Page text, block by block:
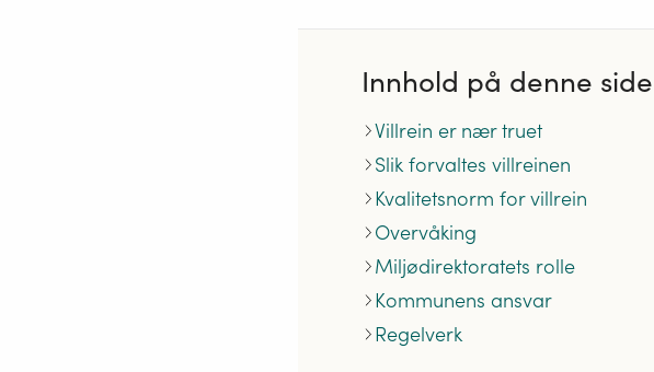
Innhold på denne
Villrein er nær truet
Slik forvaltes villreinen
Kvalitetsnorm for villrein
Overvåking
Miljødirektoratets rolle
Kommunens ansvar
Regelverk